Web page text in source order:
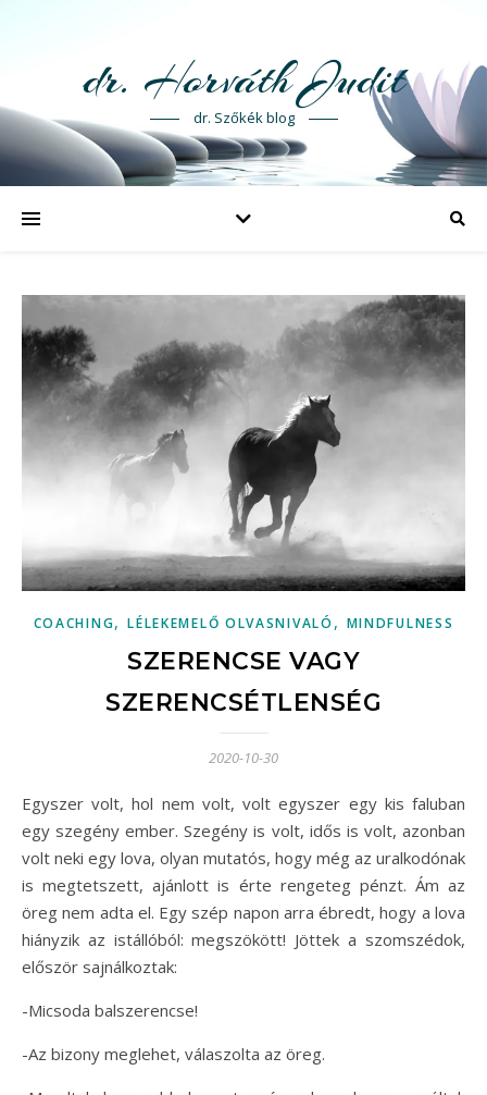
dr. Horváth Judit
dr. Szőkék blog
COACHING,LÉLEKEMELŐ OLVASNIVALÓ , MINDFULNESS
SZERENCSE VAGY
SZERENCSÉTLENSÉG
2020-10-30
Egyszer volt, hol nem volt, volt egyszer egy kis faluban
egy szegény ember. Szegény is volt, idős is volt, azonban
volt neki egy lova, olyan mutatós, hogy még az uralkodónak
is megtetszett, ajánlott is érte rengeteg pénzt. Ám az
öreg nem adta el. Egy szép napon arra ébredt, hogy a lova
hiányzik az istállóból: megszökött! Jöttek a szomszédok,
először sajnálkoztak:
-Micsoda balszerencse!
-Az bizony meglehet, válaszolta az öreg.